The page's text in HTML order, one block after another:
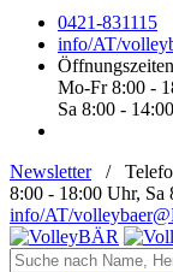
0421-831115
info/AT/
Öffnungszeiten
Mo-Fr 8:00 -
Sa 8:00 -
Newsletter/
8:00 - 18:00 Uhr,
info/AT/